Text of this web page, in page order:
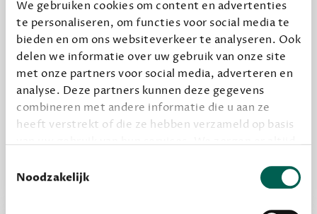
We gebruiken cookies om content en advertenties
te personaliseren, om functies voor social media te
bieden en om ons websiteverkeer te analyseren. Ook
delen we informatie over uw gebruik van onze site
met onze partners voor social media, adverteren en
analyse. Deze partners kunnen deze gegevens
combineren met andere informatie die u aan ze
heeft verstrekt of die ze hebben verzameld op basis
grondslag gebeurt, en er niet onnodig data van je
wordt verwerkt. Gevoelige persoonsgegevens delen
Noodzakelijk
Geef cadeau
Alles van Dewey Free
Word een bovengemiddelde lezer met 6 boeken
per jaar
kijken of het zou bevallen (maar dit hoeft niet)